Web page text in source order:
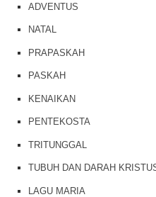
ADVENTUS
NATAL
PRAPASKAH
PASKAH
KENAIKAN
PENTEKOSTA
TRITUNGGAL
TUBUH DAN DARAH
LAGU MARIA